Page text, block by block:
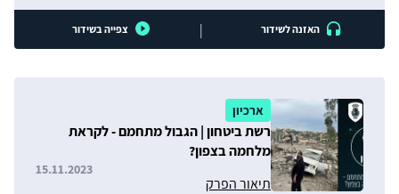
האזנה לשידור | צפייה בשידור
ארכיון
רשת ביטחון | הגבול מתחמם - לקראת
מלחמה בצפון?
תיאור הפרק
15.11.2023